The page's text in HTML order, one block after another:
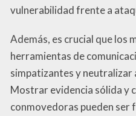
vulnerabilidad frente a
Además, es crucial que los
herramientas de
simpatizantes y
Mostrar evidencia sólida y
conmovedoras pueden ser